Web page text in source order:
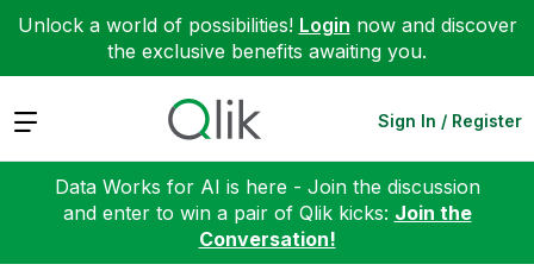
Unlock a world of possibilities! Login now and discover
the exclusive benefits awaiting you.
Expand Sign In / Register
Data Works for AI is here - Join the discussion
and enter to win a pair of Qlik kicks: Join the
Conversation!